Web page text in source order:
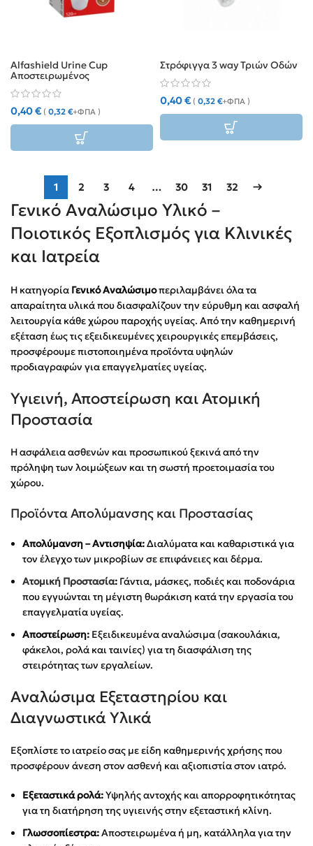
Alfashield Urine Cup
Αποστειρωμένος
Ουροσυλλέκτης 120ml
0,40€ ( 0,32 €+ΦΠΑ )
Στρόφιγγα 3 way Τριών Οδών
0,40€ ( 0,32 €+ΦΠΑ )
1 2 3 4 … 30 31 32 →
Γενικό Αναλώσιμο Υλικό –
Ποιοτικός Εξοπλισμός για Κλινικές
και Ιατρεία
Η κατηγορία Γενικό Αναλώσιμοπεριλαμβάνει όλα τα
απαραίτητα υλικά που διασφαλίζουν την εύρυθμη και ασφαλή
λειτουργία κάθε χώρου παροχής υγείας. Από την καθημερινή
εξέταση έως τις εξειδικευμένες χειρουργικές επεμβάσεις,
προσφέρουμε πιστοποιημένα προϊόντα υψηλών
προδιαγραφών για επαγγελματίες υγείας.
Υγιεινή, Αποστείρωση και Ατομική
Προστασία
Η ασφάλεια ασθενών και προσωπικού ξεκινά από την
πρόληψη των λοιμώξεων και τη σωστή προετοιμασία του
χώρου.
Προϊόντα Απολύμανσης και Προστασίας
Απολύμανση – Αντισηψία:Διαλύματα και καθαριστικά για
τον έλεγχο των μικροβίων σε επιφάνειες και δέρμα.
Ατομική Προστασία: Γάντια, μάσκες, ποδιές και ποδονάρια
που εγγυώνται τη μέγιστη θωράκιση κατά την εργασία του
επαγγελματία υγείας.
Αποστείρωση: Εξειδικευμένα αναλώσιμα (σακουλάκια,
φάκελοι, ρολά και ταινίες) για τη διασφάλιση της
στειρότητας των εργαλείων.
Αναλώσιμα Εξεταστηρίου και
Διαγνωστικά Υλικά
Εξοπλίστε το ιατρείο σας με είδη καθημερινής χρήσης που
προσφέρουν άνεση στον ασθενή και αξιοπιστία στον ιατρό.
Εξεταστικά ρολά:Υψηλής αντοχής και απορροφητικότητας
για τη διατήρηση της υγιεινής στην εξεταστική κλίνη.
Γλωσσοπίεστρα:Αποστειρωμένα ή μη, κατάλληλα για την